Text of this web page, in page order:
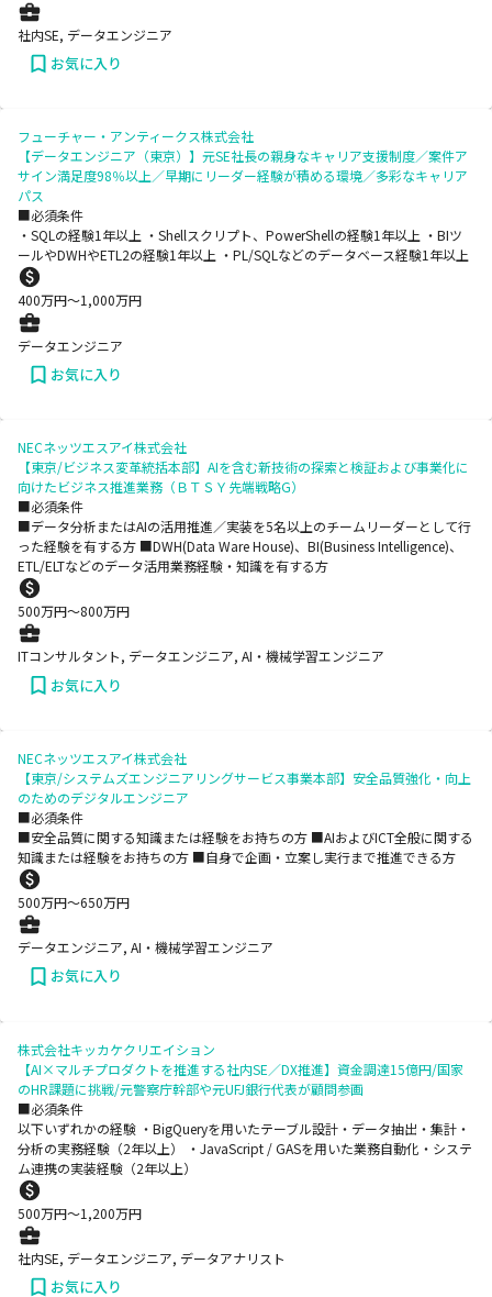
社内SE, データエンジニア
お気に入り
フューチャー・アンティークス株式会社
【データエンジニア（東京）】元SE社長の親身なキャリア支援制度／案件ア
サイン満足度98％以上／早期にリーダー経験が積める環境／多彩なキャリア
パス
■必須条件
・SQLの経験1年以上 ・Shellスクリプト、PowerShellの経験1年以上 ・BIツ
ールやDWHやETL2の経験1年以上 ・PL/SQLなどのデータベース経験1年以上
400万円〜1,000万円
データエンジニア
お気に入り
NECネッツエスアイ株式会社
【東京/ビジネス変革統括本部】AIを含む新技術の探索と検証および事業化に
向けたビジネス推進業務（ＢＴＳＹ先端戦略G）
■必須条件
■データ分析またはAIの活用推進／実装を5名以上のチームリーダーとして行
った経験を有する方 ■DWH(Data Ware House)、BI(Business Intelligence)、
ETL/ELTなどのデータ活用業務経験・知識を有する方
500万円〜800万円
ITコンサルタント, データエンジニア, AI・機械学習エンジニア
お気に入り
NECネッツエスアイ株式会社
【東京/システムズエンジニアリングサービス事業本部】安全品質強化・向上
のためのデジタルエンジニア
■必須条件
■安全品質に関する知識または経験をお持ちの方 ■AIおよびICT全般に関する
知識または経験をお持ちの方 ■自身で企画・立案し実行まで推進できる方
500万円〜650万円
データエンジニア, AI・機械学習エンジニア
お気に入り
株式会社キッカケクリエイション
【AI×マルチプロダクトを推進する社内SE／DX推進】資金調達15億円/国家
のHR課題に挑戦/元警察庁幹部や元UFJ銀行代表が顧問参画
■必須条件
以下いずれかの経験 ・BigQueryを用いたテーブル設計・データ抽出・集計・
分析の実務経験（2年以上） ・JavaScript / GASを用いた業務自動化・システ
ム連携の実装経験（2年以上）
500万円〜1,200万円
社内SE, データエンジニア, データアナリスト
お気に入り